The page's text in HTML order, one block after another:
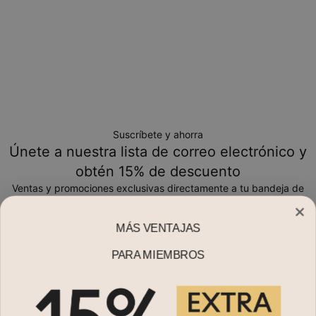
Suscríbete y ahorra
Únete a nuestra lista de correo electrónico y
obtén 15% de descuento
Ventas y promociones exclusivas directamente a tu bandeja de
MÁS VENTAJAS
PARA MIEMBROS